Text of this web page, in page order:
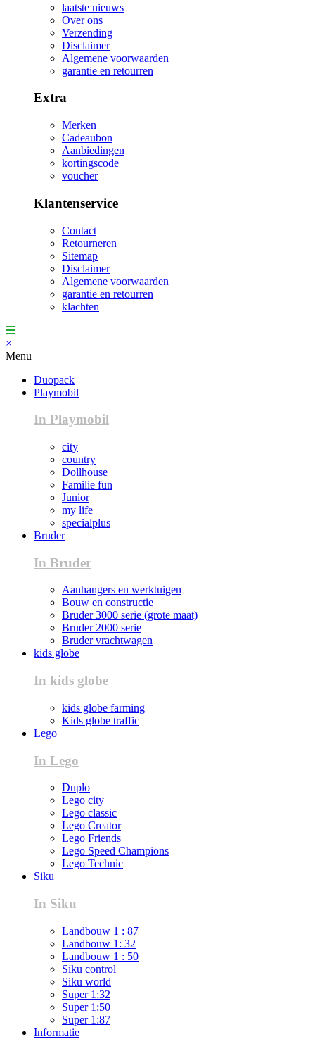
laatste nieuws
Over ons
Verzending
Disclaimer
Algemene voorwaarden
garantie en retourren
Extra
Merken
Cadeaubon
Aanbiedingen
kortingscode
voucher
Klantenservice
Contact
Retourneren
Sitemap
Disclaimer
Algemene voorwaarden
garantie en retourren
klachten
×
Menu
Duopack
Playmobil
In Playmobil
city
country
Dollhouse
Familie fun
Junior
my life
specialplus
Bruder
In Bruder
Aanhangers en werktuigen
Bouw en constructie
Bruder 3000 serie (grote maat)
Bruder 2000 serie
Bruder vrachtwagen
kids globe
In kids globe
kids globe farming
Kids globe traffic
Lego
In Lego
Duplo
Lego city
Lego classic
Lego Creator
Lego Friends
Lego Speed Champions
Lego Technic
Siku
In Siku
Landbouw 1 : 87
Landbouw 1: 32
Landbouw 1 : 50
Siku control
Siku world
Super 1:32
Super 1:50
Super 1:87
Informatie